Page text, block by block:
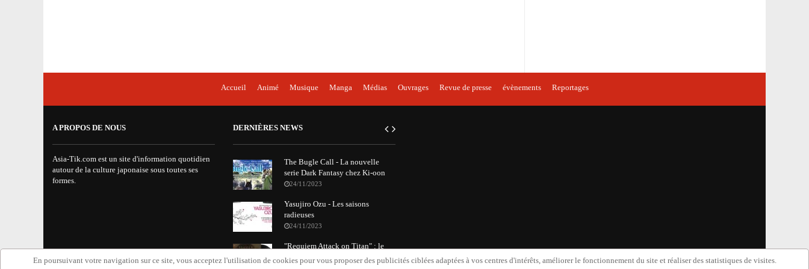
Accueil Animé Musique Manga Médias Ouvrages Revue de presse évènements Reportages
A PROPOS DE NOUS
Asia-Tik.com est un site d'information quotidien
autour de la culture japonaise sous toutes ses
formes.
DERNIÈRES NEWS
The Bugle Call - La nouvelle
serie Dark Fantasy chez Ki-oon
24/11/2023
Yasujiro Ozu - Les saisons
radieuses
24/11/2023
"Requiem Attack on Titan" : le
nouvel album orchestral de
En poursuivant votre navigation sur ce site, vous acceptez l'utilisation de cookies pour vous proposer des publicités ciblées adaptées à vos centres d'intérêts, améliorer le fonctionnement du site et réaliser des statistiques de visites.